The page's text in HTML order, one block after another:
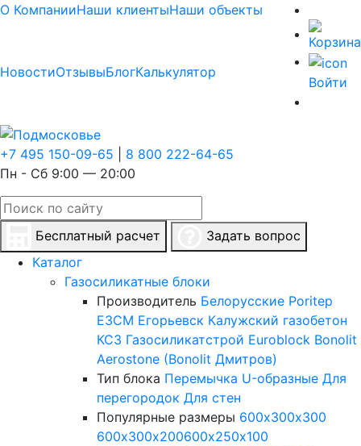
О КомпанииНаши клиентыНаши объекты
НовостиОтзывыБлогКалькулятор
Войти
+7 495 150-09-65
8 800 222-64-65
Пн - Сб 9:00 — 20:00
Бесплатный расчет
Задать вопрос
Каталог
Газосиликатные блоки
Производитель Белорусские Poritep
ЕЗСМ Егорьевск Калужский газобетон
КСЗ Газосиликатстрой Euroblock Bonolit
Aerostone (Bonolit Дмитров)
Тип блока Перемычка U-образные Для
перегородок Для стен
Популярные размеры 600х300х300
600х300х200600х250х100